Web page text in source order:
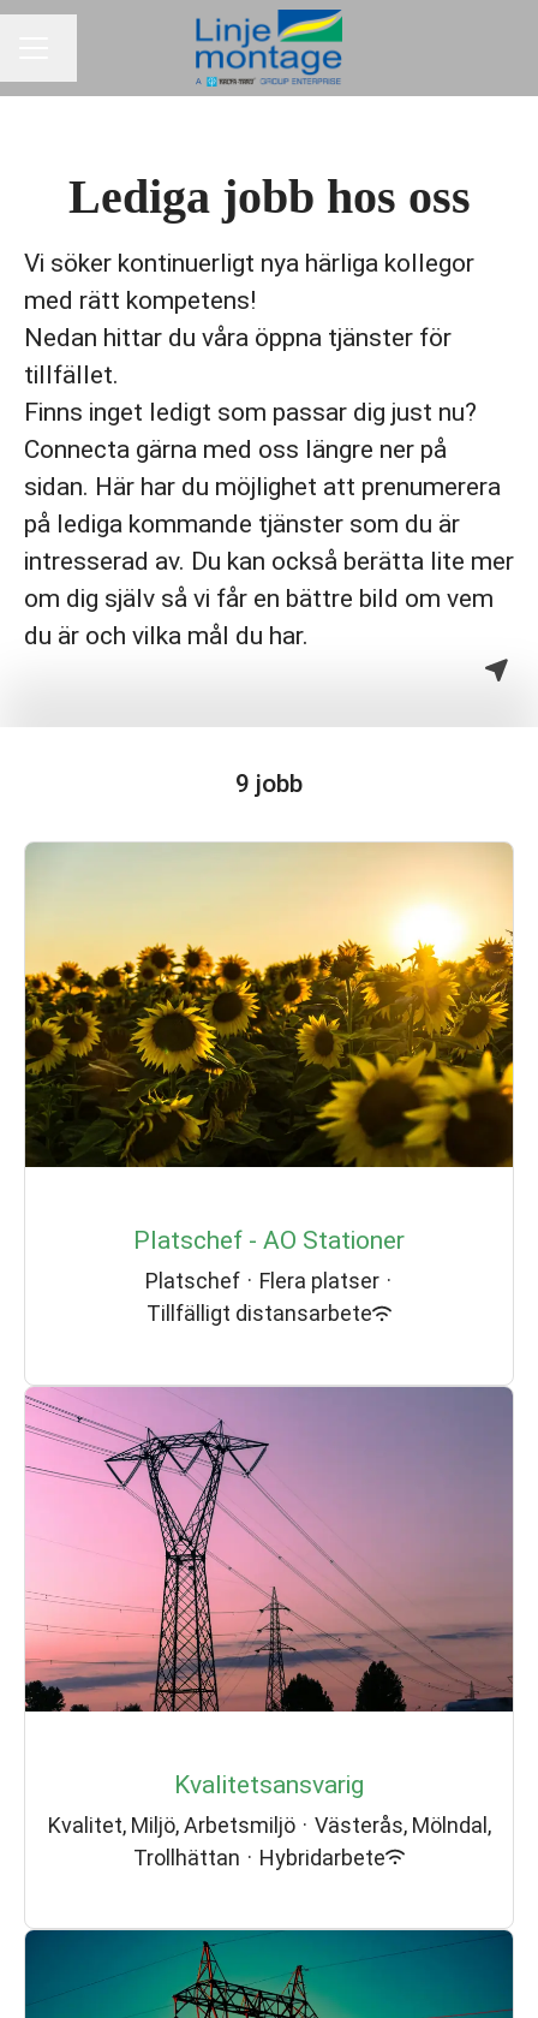
Lediga jobb hos oss
Vi söker kontinuerligt nya härliga kollegor
med rätt kompetens!
Nedan hittar du våra öppna tjänster för
tillfället.
Finns inget ledigt som passar dig just nu?
Connecta gärna med oss längre ner på
sidan. Här har du möjlighet att prenumerera
på lediga kommande tjänster som du är
intresserad av. Du kan också berätta lite mer
om dig själv så vi får en bättre bild om vem
du är och vilka mål du har.
9 jobb
Platschef - AO Stationer
Platschef · Flera platser ·
Tillfälligt distansarbete
Kvalitetsansvarig
Kvalitet, Miljö, Arbetsmiljö · Västerås, Mölndal,
Trollhättan · Hybridarbete